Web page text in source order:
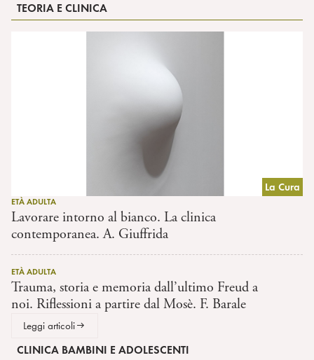
TEORIA E CLINICA
La Cura
ETÀ ADULTA
Lavorare intorno al bianco. La clinica
contemporanea. A. Giuffrida
ETÀ ADULTA
Trauma, storia e memoria dall’ultimo Freud a
noi. Riflessioni a partire dal Mosè. F. Barale
Leggi articoli
CLINICA BAMBINI E ADOLESCENTI